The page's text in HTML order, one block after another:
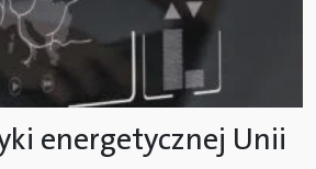
energetycznej Unii